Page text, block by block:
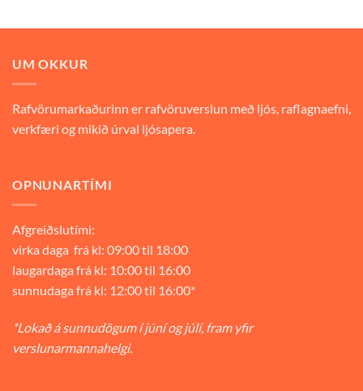
9.900 kr..6.930 kr..
UM OKKUR
Rafvörumarkaðurinn er rafvöruverslun með ljós, raflagnaefni,
verkfæri og mikið úrval ljósapera.
OPNUNARTÍMI
Afgreiðslutími:
virka daga frá kl: 09:00 til 18:00
laugardaga frá kl: 10:00 til 16:00
sunnudaga frá kl: 12:00 til 16:00*
*Lokað á sunnudögum í júní og júlí, fram yfir
verslunarmannahelgi.